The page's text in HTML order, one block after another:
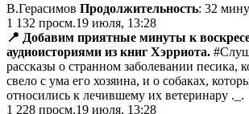
В.Герасимов Продолжительность: 32
1 132 просм.19 июля, 13:28
📍 Добавим приятные минуты к
аудиоисториями из книг Хэрриота.
рассказы о странном заболевании песика,
свело с ума его хозяина, и о собаках,
относились к лечившему их ветеринару ._.
1 228 просм.19 июля, 13:28